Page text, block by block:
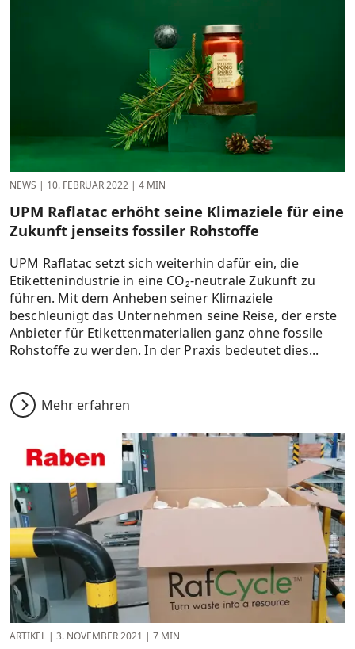
NEWS | 10. FEBRUAR 2022 | 4 MIN
UPM Raflatac erhöht seine Klimaziele für eine
Zukunft jenseits fossiler Rohstoffe
UPM Raflatac setzt sich weiterhin dafür ein, die
Etikettenindustrie in eine CO₂-neutrale Zukunft zu
führen. Mit dem Anheben seiner Klimaziele
beschleunigt das Unternehmen seine Reise, der erste
Anbieter für Etikettenmaterialien ganz ohne fossile
Rohstoffe zu werden. In der Praxis bedeutet dies...
Mehr erfahren
ARTIKEL | 3. NOVEMBER 2021 | 7 MIN